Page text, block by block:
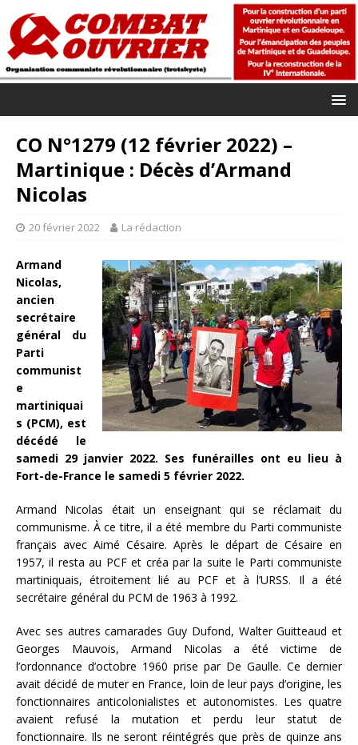
CO N°1279 (12 février 2022) –
Martinique : Décès d’Armand
Nicolas
20 février 2022 La rédaction
Armand
Nicolas,
ancien
secrétaire
général du
Parti
communist
e
martiniquai
s (PCM), est
décédé le
samedi 29 janvier 2022. Ses funérailles ont eu lieu à
Fort-de-France le samedi 5 février 2022.
Armand Nicolas était un enseignant qui se réclamait du
communisme. À ce titre, il a été membre du Parti communiste
français avec Aimé Césaire. Après le départ de Césaire en
1957, il resta au PCF et créa par la suite le Parti communiste
martiniquais, étroitement lié au PCF et à l’URSS. Il a été
secrétaire général du PCM de 1963 à 1992.
Avec ses autres camarades Guy Dufond, Walter Guitteaud et
Georges Mauvois, Armand Nicolas a été victime de
l’ordonnance d’octobre 1960 prise par De Gaulle. Ce dernier
avait décidé de muter en France, loin de leur pays d’origine, les
fonctionnaires anticolonialistes et autonomistes. Les quatre
avaient refusé la mutation et perdu leur statut de
fonctionnaire. Ils ne seront réintégrés que près de quinze ans